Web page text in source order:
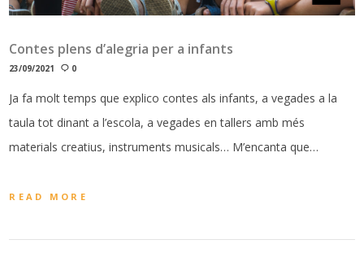
Contes plens d’alegria per a infants
23/09/2021 0
Ja fa molt temps que explico contes als infants, a vegades a la
taula tot dinant a l’escola, a vegades en tallers amb més
materials creatius, instruments musicals… M’encanta que…
READ MORE